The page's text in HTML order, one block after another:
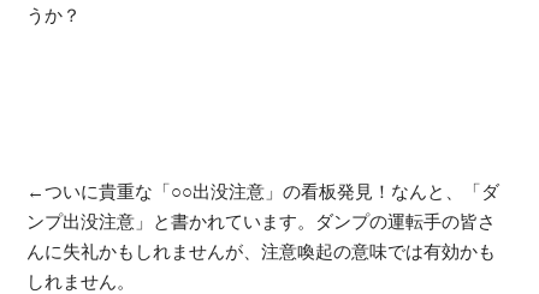
うか？
←ついに貴重な「○○出没注意」の看板発見！なんと、「ダ
ンプ出没注意」と書かれています。ダンプの運転手の皆さ
んに失礼かもしれませんが、注意喚起の意味では有効かも
しれません。